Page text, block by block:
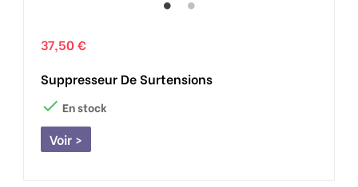
37,50 €
Suppresseur De Surtensions
 En stock
Voir >